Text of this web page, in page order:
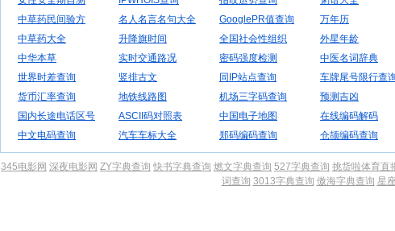
中草药民间验方
名人名言名句大全 GooglePR值查询 万年历
中草药大全
升降旗时间 全国社会性组织 外星年龄
中华本草
实时交通路况 密码强度检测 中医名词辞典
世界时差查询
竖排古文 同IP站点查询 车牌尾号限行查
货币汇率查询
地铁线路图 机场三字码查询 预测吉凶
国内长途电话区号
ASCII码对照表 中国电子地图 在线编码解码
中文电码查询
汽车车标大全 郑码编码查询 仓颉编码查询
345电影网 深夜电影网 ZY字典查询 快书字典查询 燃文字典查询 527字典查询 挑货啦体育直
词查询 3013字典查询 傲海字典查询 星